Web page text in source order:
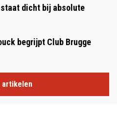
staat dicht bij absolute
begrijpt Club Brugge
artikelen